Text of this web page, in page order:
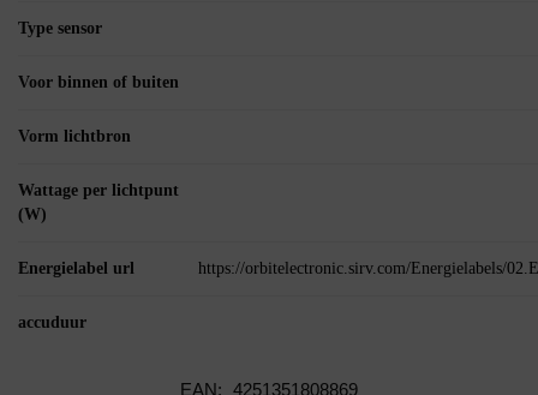
Type sensor
Voor binnen of buiten
Vorm lichtbron
Wattage per lichtpunt
(W)
Energielabel url https://orbitelectronic.sirv.com/Energielabels/
accuduur
EAN: 4251351808869